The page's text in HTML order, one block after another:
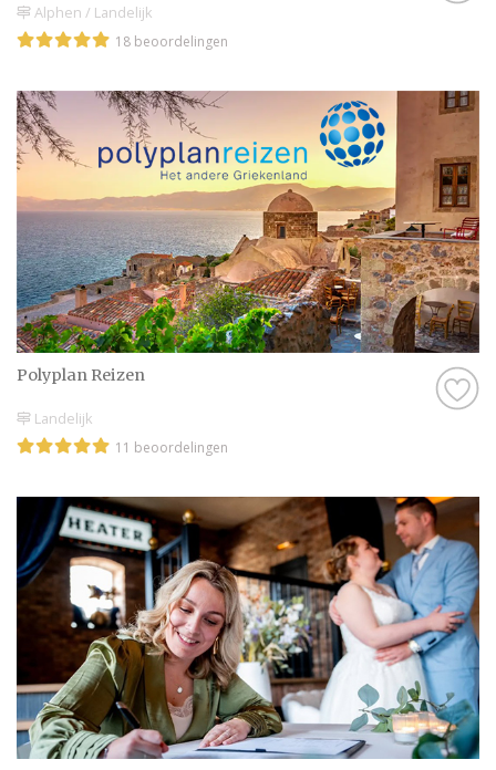
Alphen / Landelijk
18 beoordelingen
Polyplan Reizen
Landelijk
11 beoordelingen